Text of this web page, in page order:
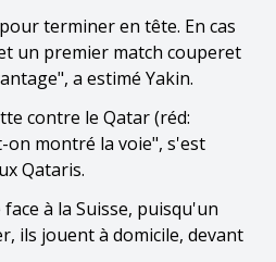
terminer en tête. En cas
un premier match couperet
a estimé Yakin.
contre le Qatar (réd:
on montré la voie", s'est
Qataris.
à la Suisse, puisqu'un
ils jouent à domicile, devant